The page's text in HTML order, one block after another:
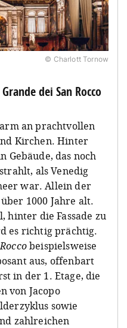
© Charlott Tornow
dei San Rocco
an prachtvollen
Kirchen. Hinter
Gebäude, das noch
als Venedig
war. Allein der
1000 Jahre alt.
hinter die Fassade zu
es richtig prächtig.
beispielsweise
aus, offenbart
in der 1. Etage, die
von Jacopo
sowie
zahlreichen